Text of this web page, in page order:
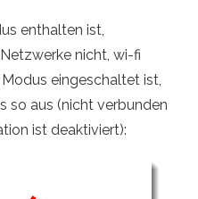
enthalten ist,
nicht, wi-fi
eingeschaltet ist,
so aus (nicht verbunden
ist deaktiviert):